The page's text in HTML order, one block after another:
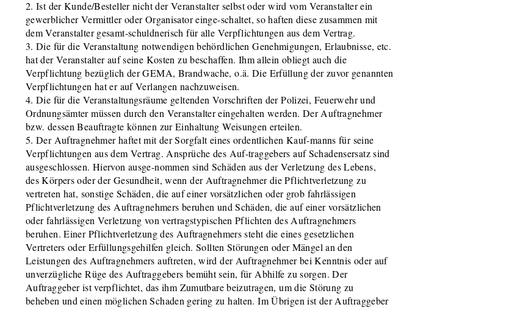
2. Ist der Kunde/Besteller nicht der Veranstalter selbst oder wird vom Veranstalter ein
gewerblicher Vermittler oder Organisator einge-schaltet, so haften diese zusammen mit
dem Veranstalter gesamt-schuldnerisch für alle Verpflichtungen aus dem Vertrag.
3. Die für die Veranstaltung notwendigen behördlichen Genehmigungen, Erlaubnisse, etc.
hat der Veranstalter auf seine Kosten zu beschaffen. Ihm allein obliegt auch die
Verpflichtung bezüglich der GEMA, Brandwache, o.ä. Die Erfüllung der zuvor genannten
Verpflichtungen hat er auf Verlangen nachzuweisen.
4. Die für die Veranstaltungsräume geltenden Vorschriften der Polizei, Feuerwehr und
Ordnungsämter müssen durch den Veranstalter eingehalten werden. Der Auftragnehmer
bzw. dessen Beauftragte können zur Einhaltung Weisungen erteilen.
5. Der Auftragnehmer haftet mit der Sorgfalt eines ordentlichen Kauf-manns für seine
Verpflichtungen aus dem Vertrag. Ansprüche des Auf-traggebers auf Schadensersatz sind
ausgeschlossen. Hiervon ausge-nommen sind Schäden aus der Verletzung des Lebens,
des Körpers oder der Gesundheit, wenn der Auftragnehmer die Pflichtverletzung zu
vertreten hat, sonstige Schäden, die auf einer vorsätzlichen oder grob fahrlässigen
Pflichtverletzung des Auftragnehmers beruhen und Schäden, die auf einer vorsätzlichen
oder fahrlässigen Verletzung von vertragstypischen Pflichten des Auftragnehmers
beruhen. Einer Pflichtverletzung des Auftragnehmers steht die eines gesetzlichen
Vertreters oder Erfüllungsgehilfen gleich. Sollten Störungen oder Mängel an den
Leistungen des Auftragnehmers auftreten, wird der Auftragnehmer bei Kenntnis oder auf
unverzügliche Rüge des Auftraggebers bemüht sein, für Abhilfe zu sorgen. Der
Auftraggeber ist verpflichtet, das ihm Zumutbare beizutragen, um die Störung zu
beheben und einen möglichen Schaden gering zu halten. Im Übrigen ist der Auftraggeber